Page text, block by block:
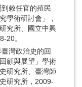
敕任官的殖民
學術研討會」，
究所、國立中興
20。
灣政治史的回
顧與展望」學術
研究所、臺灣師
研究所，2009-